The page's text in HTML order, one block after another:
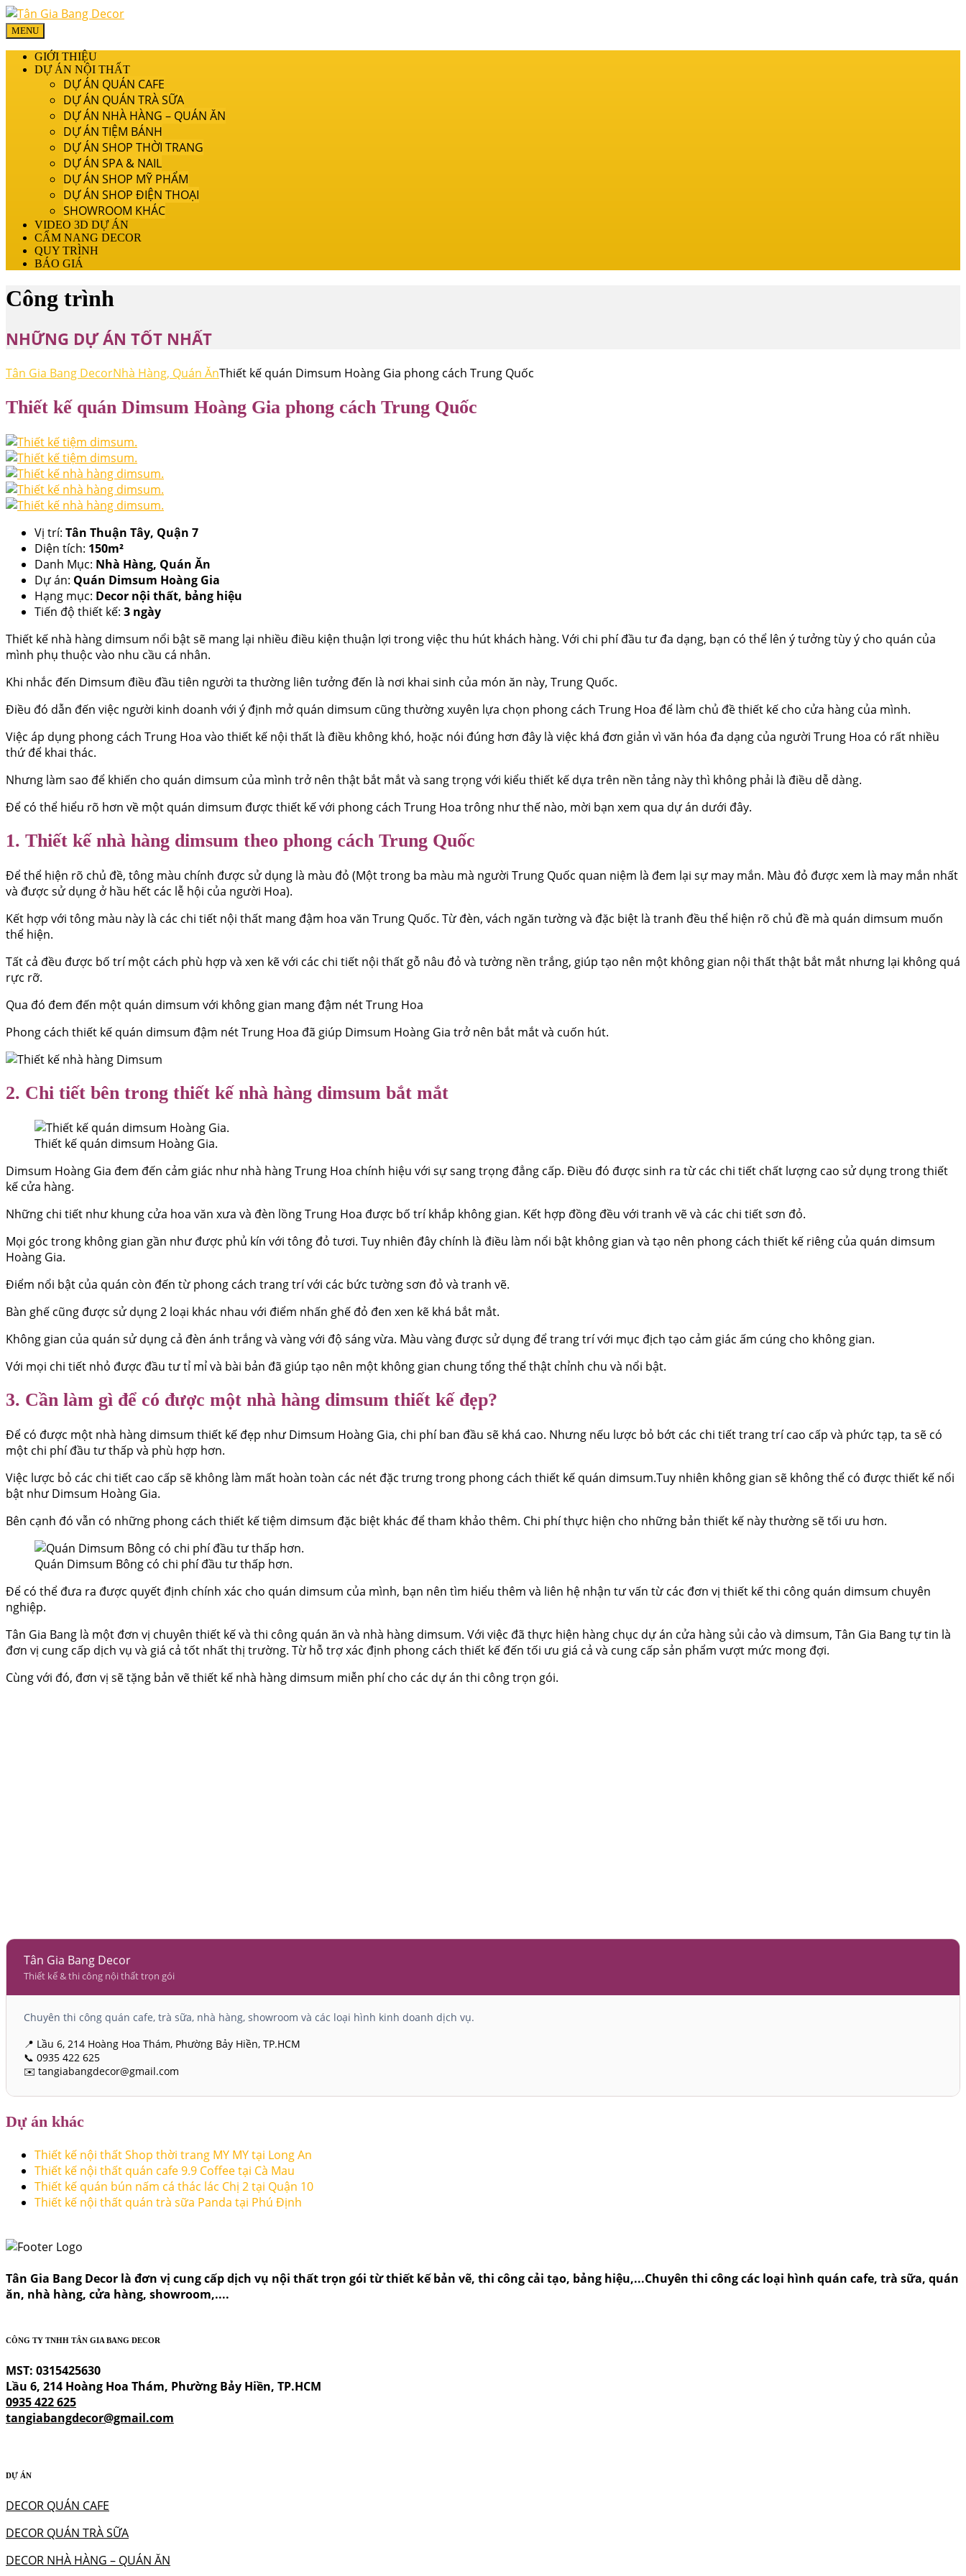
MENU
GIỚI THIỆU
DỰ ÁN NỘI THẤT
DỰ ÁN QUÁN CAFE
DỰ ÁN QUÁN TRÀ SỮA
DỰ ÁN NHÀ HÀNG – QUÁN ĂN
DỰ ÁN TIỆM BÁNH
DỰ ÁN SHOP THỜI TRANG
DỰ ÁN SPA & NAIL
DỰ ÁN SHOP MỸ PHẨM
DỰ ÁN SHOP ĐIỆN THOẠI
SHOWROOM KHÁC
VIDEO 3D DỰ ÁN
CẨM NANG DECOR
QUY TRÌNH
BÁO GIÁ
Công trình
NHỮNG DỰ ÁN TỐT NHẤT
Tân Gia Bang DecorNhà Hàng, Quán ĂnThiết kế quán Dimsum Hoàng Gia phong cách Trung Quốc
Thiết kế quán Dimsum Hoàng Gia phong cách Trung Quốc
Vị trí: Tân Thuận Tây, Quận 7
Diện tích: 150m²
Danh Mục: Nhà Hàng, Quán Ăn
Dự án: Quán Dimsum Hoàng Gia
Hạng mục: Decor nội thất, bảng hiệu
Tiến độ thiết kế: 3 ngày
Thiết kế nhà hàng dimsum nổi bật sẽ mang lại nhiều điều kiện thuận lợi trong việc thu hút khách hàng. Với chi phí đầu tư đa dạng, bạn có thể lên ý tưởng tùy ý cho quán của
mình phụ thuộc vào nhu cầu cá nhân.
Khi nhắc đến Dimsum điều đầu tiên người ta thường liên tưởng đến là nơi khai sinh của món ăn này, Trung Quốc.
Điều đó dẫn đến việc người kinh doanh với ý định mở quán dimsum cũng thường xuyên lựa chọn phong cách Trung Hoa để làm chủ đề thiết kế cho cửa hàng của mình.
Việc áp dụng phong cách Trung Hoa vào thiết kế nội thất là điều không khó, hoặc nói đúng hơn đây là việc khá đơn giản vì văn hóa đa dạng của người Trung Hoa có rất nhiều
thứ để khai thác.
Nhưng làm sao để khiến cho quán dimsum của mình trở nên thật bắt mắt và sang trọng với kiểu thiết kế dựa trên nền tảng này thì không phải là điều dễ dàng.
Để có thể hiểu rõ hơn về một quán dimsum được thiết kế với phong cách Trung Hoa trông như thế nào, mời bạn xem qua dự án dưới đây.
1. Thiết kế nhà hàng dimsum theo phong cách Trung Quốc
Để thể hiện rõ chủ đề, tông màu chính được sử dụng là màu đỏ (Một trong ba màu mà người Trung Quốc quan niệm là đem lại sự may mắn. Màu đỏ được xem là may mắn nhất
và được sử dụng ở hầu hết các lễ hội của người Hoa).
Kết hợp với tông màu này là các chi tiết nội thất mang đậm hoa văn Trung Quốc. Từ đèn, vách ngăn tường và đặc biệt là tranh đều thể hiện rõ chủ đề mà quán dimsum muốn
thể hiện.
Tất cả đều được bố trí một cách phù hợp và xen kẽ với các chi tiết nội thất gỗ nâu đỏ và tường nền trắng, giúp tạo nên một không gian nội thất thật bắt mắt nhưng lại không quá
rực rỡ.
Qua đó đem đến một quán dimsum với không gian mang đậm nét Trung Hoa
Phong cách thiết kế quán dimsum đậm nét Trung Hoa đã giúp Dimsum Hoàng Gia trở nên bắt mắt và cuốn hút.
2. Chi tiết bên trong thiết kế nhà hàng dimsum bắt mắt
Thiết kế quán dimsum Hoàng Gia.
Dimsum Hoàng Gia đem đến cảm giác như nhà hàng Trung Hoa chính hiệu với sự sang trọng đẳng cấp. Điều đó được sinh ra từ các chi tiết chất lượng cao sử dụng trong thiết
kế cửa hàng.
Những chi tiết như khung cửa hoa văn xưa và đèn lồng Trung Hoa được bố trí khắp không gian. Kết hợp đồng đều với tranh vẽ và các chi tiết sơn đỏ.
Mọi góc trong không gian gần như được phủ kín với tông đỏ tươi. Tuy nhiên đây chính là điều làm nổi bật không gian và tạo nên phong cách thiết kế riêng của quán dimsum
Hoàng Gia.
Điểm nổi bật của quán còn đến từ phong cách trang trí với các bức tường sơn đỏ và tranh vẽ.
Bàn ghế cũng được sử dụng 2 loại khác nhau với điểm nhấn ghế đỏ đen xen kẽ khá bắt mắt.
Không gian của quán sử dụng cả đèn ánh trắng và vàng với độ sáng vừa. Màu vàng được sử dụng để trang trí với mục địch tạo cảm giác ấm cúng cho không gian.
Với mọi chi tiết nhỏ được đầu tư tỉ mỉ và bài bản đã giúp tạo nên một không gian chung tổng thể thật chỉnh chu và nổi bật.
3. Cần làm gì để có được một nhà hàng dimsum thiết kế đẹp?
Để có được một nhà hàng dimsum thiết kế đẹp như Dimsum Hoàng Gia, chi phí ban đầu sẽ khá cao. Nhưng nếu lược bỏ bớt các chi tiết trang trí cao cấp và phức tạp, ta sẽ có
một chi phí đầu tư thấp và phù hợp hơn.
Việc lược bỏ các chi tiết cao cấp sẽ không làm mất hoàn toàn các nét đặc trưng trong phong cách thiết kế quán dimsum.Tuy nhiên không gian sẽ không thể có được thiết kế nổi
bật như Dimsum Hoàng Gia.
Bên cạnh đó vẫn có những phong cách thiết kế tiệm dimsum đặc biệt khác để tham khảo thêm. Chi phí thực hiện cho những bản thiết kế này thường sẽ tối ưu hơn.
Quán Dimsum Bông có chi phí đầu tư thấp hơn.
Để có thể đưa ra được quyết định chính xác cho quán dimsum của mình, bạn nên tìm hiểu thêm và liên hệ nhận tư vấn từ các đơn vị thiết kế thi công quán dimsum chuyên
nghiệp.
Tân Gia Bang là một đơn vị chuyên thiết kế và thi công quán ăn và nhà hàng dimsum. Với việc đã thực hiện hàng chục dự án cửa hàng sủi cảo và dimsum, Tân Gia Bang tự tin là
đơn vị cung cấp dịch vụ và giá cả tốt nhất thị trường. Từ hỗ trợ xác định phong cách thiết kế đến tối ưu giá cả và cung cấp sản phẩm vượt mức mong đợi.
Cùng với đó, đơn vị sẽ tặng bản vẽ thiết kế nhà hàng dimsum miễn phí cho các dự án thi công trọn gói.
Tân Gia Bang Decor
Thiết kế & thi công nội thất trọn gói
Chuyên thi công quán cafe, trà sữa, nhà hàng, showroom và các loại hình kinh doanh dịch vụ.
📍 Lầu 6, 214 Hoàng Hoa Thám, Phường Bảy Hiền, TP.HCM
📞 0935 422 625
✉️ tangiabangdecor@gmail.com
Dự án khác
Thiết kế nội thất Shop thời trang MY MY tại Long An
Thiết kế nội thất quán cafe 9.9 Coffee tại Cà Mau
Thiết kế quán bún nấm cá thác lác Chị 2 tại Quận 10
Thiết kế nội thất quán trà sữa Panda tại Phú Định
Tân Gia Bang Decor là đơn vị cung cấp dịch vụ nội thất trọn gói từ thiết kế bản vẽ, thi công cải tạo, bảng hiệu,...Chuyên thi công các loại hình quán cafe, trà sữa, quán
ăn, nhà hàng, cửa hàng, showroom,....
CÔNG TY TNHH TÂN GIA BANG DECOR
MST: 0315425630
Lầu 6, 214 Hoàng Hoa Thám, Phường Bảy Hiền, TP.HCM
0935 422 625
tangiabangdecor@gmail.com
DỰ ÁN
DECOR QUÁN CAFE
DECOR QUÁN TRÀ SỮA
DECOR NHÀ HÀNG – QUÁN ĂN